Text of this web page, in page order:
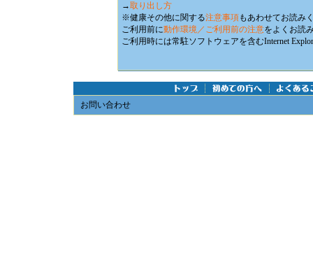
→取り出し方
※健康その他に関する注意事項もあわせてお読み
ご利用前に動作環境／ご利用前の注意をよくお読
ご利用時には常駐ソフトウェアを含むInternet
お問い合わせ